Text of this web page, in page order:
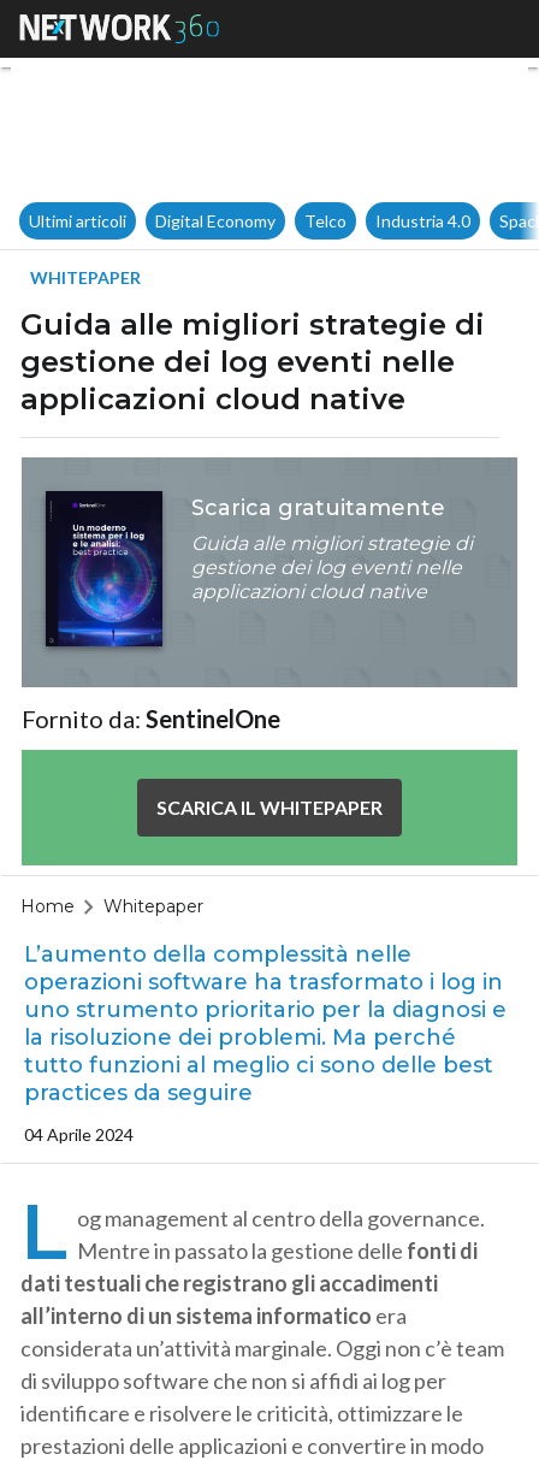
Guida alle migliori strategie
Ultimi articoli Digital Economy Telco Industria 4.0
WHITEPAPER
Guida alle migliori strategie di
gestione dei log eventi nelle
applicazioni cloud native
Scarica gratuitamente
Guida alle migliori strategie di
gestione dei log eventi nelle
applicazioni cloud native
Fornito da:SentinelOne
SCARICA IL WHITEPAPER
Home Whitepaper
L’aumento della complessità nelle
operazioni software ha trasformato i log in
uno strumento prioritario per la diagnosi e
la risoluzione dei problemi. Ma perché
tutto funzioni al meglio ci sono delle best
practices da seguire
04 Aprile 2024
L og management al centro della governance.
Mentre in passato la gestione delle fonti di
dati testuali che registrano gli accadimenti
all’interno di un sistema informatico era
considerata un’attività marginale. Oggi non c’è team
di sviluppo software che non si affidi ai log per
identificare e risolvere le criticità, ottimizzare le
prestazioni delle applicazioni e convertire in modo